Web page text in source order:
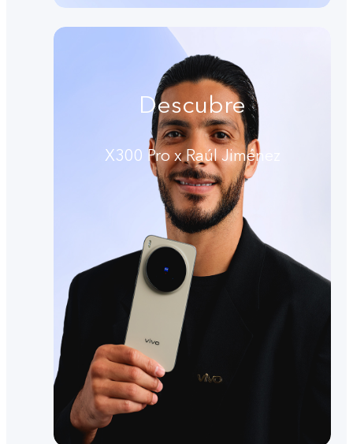
Descubre
X300 Pro x Raúl Jiménez